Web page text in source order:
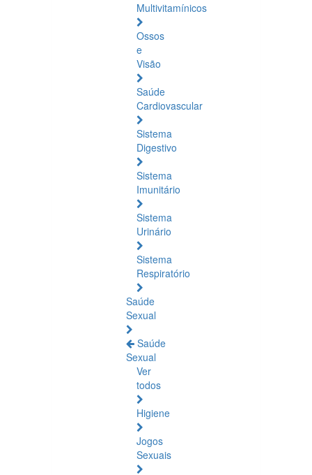
Multivitamínicos
Ossos
e
Visão
Saúde
Cardiovascular
Sistema
Digestivo
Sistema
Imunitário
Sistema
Urinário
Sistema
Respiratório
Saúde
Sexual
Saúde
Sexual
Ver
todos
Higiene
Jogos
Sexuais